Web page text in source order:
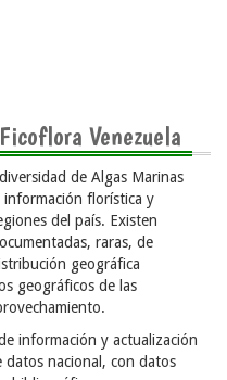
Venezuela
de Algas Marinas
información florística y
del país. Existen
raras, de
geográfica
geográficos de las
información y actualización
datos nacional, con datos